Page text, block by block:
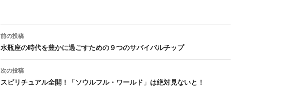
投
稿
ナ
ビ
前の投稿
水瓶座の時代を豊かに過ごすための９つのサバイバルチップ
次の投稿
スピリチュアル全開！「ソウルフル・ワールド」は絶対見ないと！